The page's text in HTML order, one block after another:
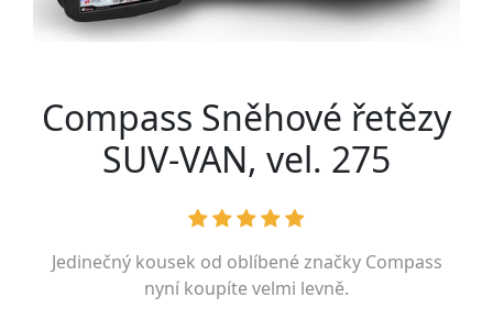
Compass Sněhové řetězy
SUV-VAN, vel. 275
Jedinečný kousek od oblíbené značky Compass
nyní koupíte velmi levně.